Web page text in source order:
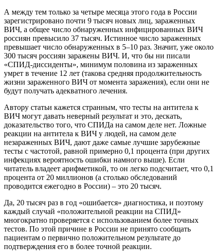
А между тем только за четыре месяца этого года в России
зарегистрировано почти 9 тысяч новых лиц, зараженных
ВИЧ, а общее число обнаруженных инфицированных ВИЧ
россиян превысило 37 тысяч. Истинное число зараженных
превышает число обнаруженных в 5–10 раз. Значит, уже около
300 тысяч россиян заражены ВИЧ. И, что бы ни писали
«СПИД-диссиденты», минимум половина из зараженных
умрет в течение 12 лет (такова средняя продолжительность
жизни зараженного ВИЧ от момента заражения), если они не
будут получать адекватного лечения.
Автору статьи кажется странным, что тесты на антитела к
ВИЧ могут давать неверный результат и это, дескать,
доказательство того, что СПИДа на самом деле нет. Ложные
реакции на антитела к ВИЧ у людей, на самом деле
незараженных ВИЧ, дают даже самые лучшие зарубежные
тесты с частотой, равной примерно 0,1 процента (при других
инфекциях вероятность ошибки намного выше). Если
читатель владеет арифметикой, то он легко подсчитает, что 0,1
процента от 20 миллионов (а столько обследований
проводится ежегодно в России) – это 20 тысяч.
Да, 20 тысяч раз в год «ошибается» диагностика, и поэтому
каждый случай «положительной реакции на СПИД»
многократно проверяется с использованием более точных
тестов. По этой причине в России не принято сообщать
пациентам о первично положительном результате до
подтверждения его в более точной реакции.